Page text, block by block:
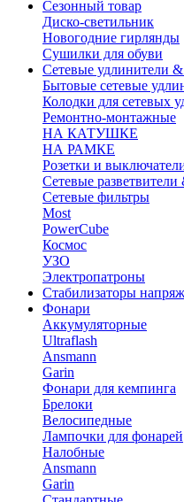
Сезонный товар
Диско-светильник
Новогодние гирлянды
Сушилки для обуви
Сетевые удлинители
Бытовые сетевые
Колодки для сетевых
Ремонтно-монтажные
НА КАТУШКЕ
НА РАМКЕ
Розетки и
Сетевые
Сетевые фильтры
Most
PowerCube
Космос
УЗО
Электропатроны
Стабилизаторы
Фонари
Аккумуляторные
Ultraflash
Ansmann
Garin
Фонари для кемпинга
Брелоки
Велосипедные
Лампочки для фонарей
Налобные
Ansmann
Garin